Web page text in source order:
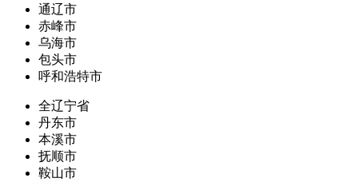
通辽市
赤峰市
乌海市
包头市
呼和浩特市
全辽宁省
丹东市
本溪市
抚顺市
鞍山市